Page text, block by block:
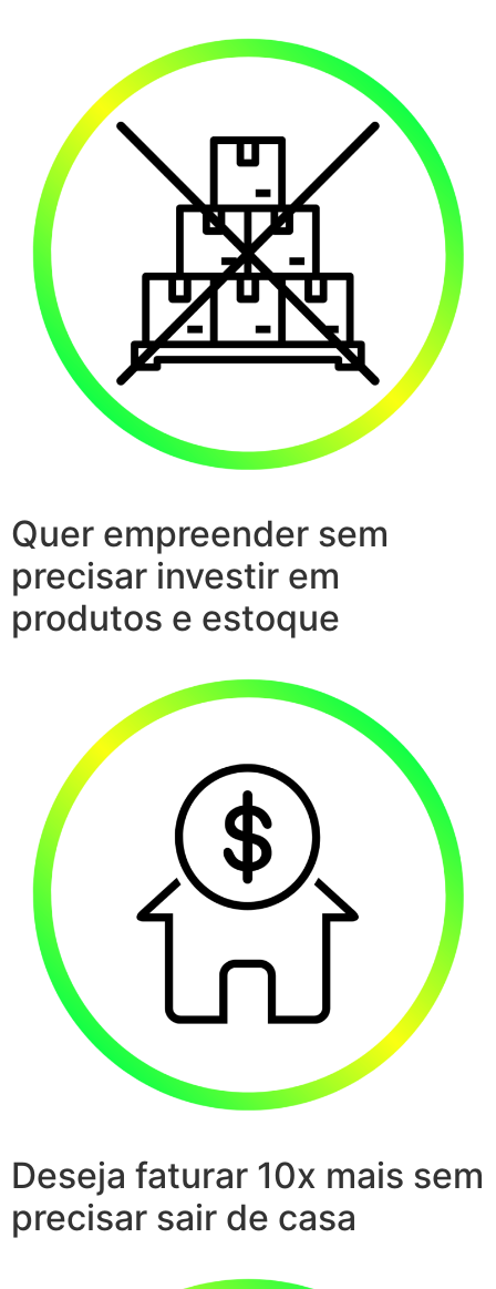
Quer empreender sem
precisar investir em
produtos e estoque
Deseja faturar 10x mais sem
precisar sair de casa